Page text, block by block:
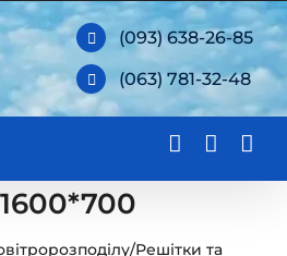
(093) 638-26-85
(063) 781-32-48
/Решітки та